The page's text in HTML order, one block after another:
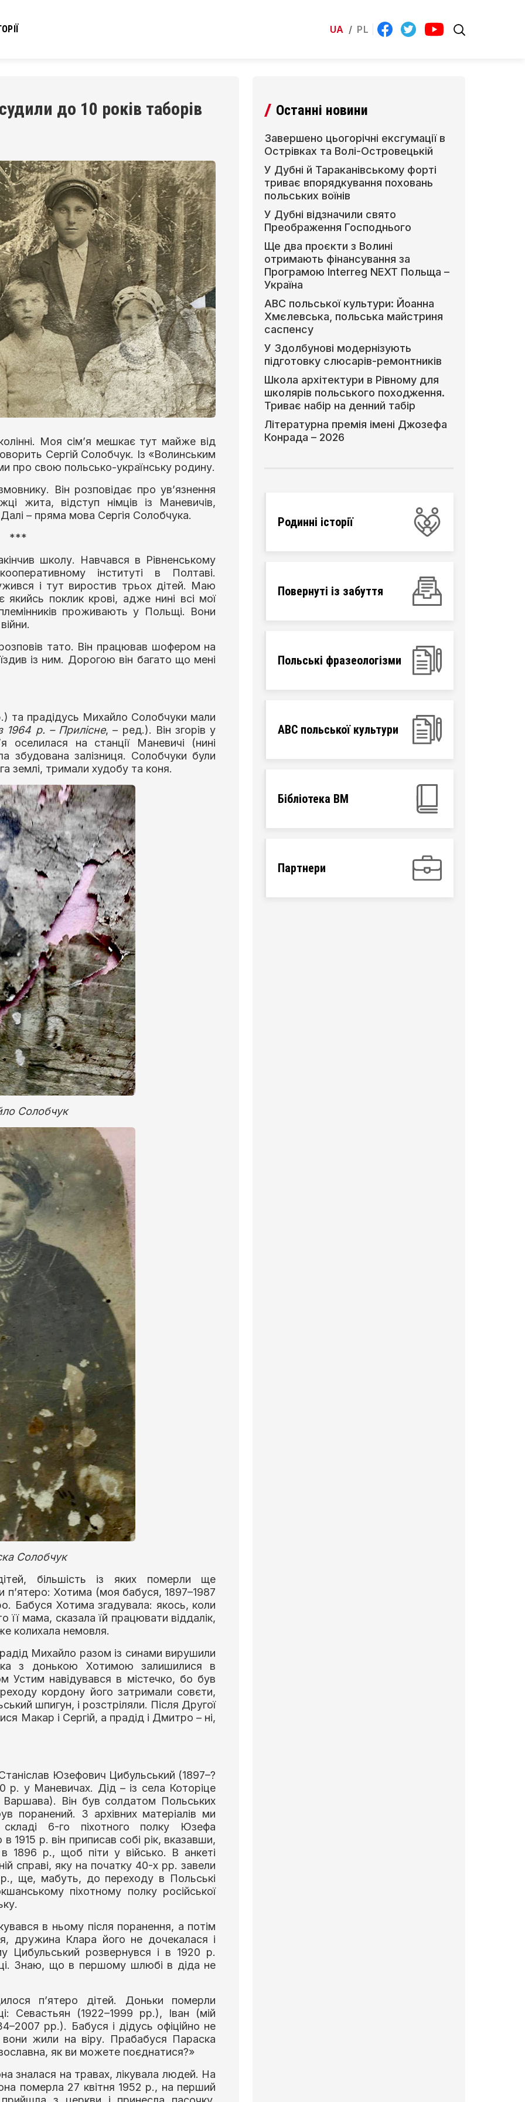
UA / PL
до 10 років таборів
Моя сім’я мешкає тут майже від
Сергій Солобчук. Із «Волинським
про свою польсько-українську родину.
Він розповідає про ув’язнення
жита, відступ німців із Маневичів,
Далі – пряма мова Сергія Солобчука.
***
школу. Навчався в Рівненському
інституті в Полтаві.
і тут виростив трьох дітей. Маю
поклик крові, адже нині всі мої
проживають у Польщі. Вони
тато. Він працював шофером на
із ним. Дорогою він багато що мені
та прадідусь Михайло Солобчуки мали
1964 р. – Прилісне, – ред.). Він згорів у
оселилася на станції Маневичі (нині
залізниця. Солобчуки були
землі, тримали худобу та коня.
Солобчук
Солобчук
більшість із яких померли ще
Хотима (моя бабуся, 1897–1987
Бабуся Хотима згадувала: якось, коли
мама, сказала їй працювати віддалік,
колихала немовля.
Михайло разом із синами вирушили
з донькою Хотимою залишилися в
Устим навідувався в містечко, бо був
кордону його затримали совєти,
шпигун, і розстріляли. Після Другої
Макар і Сергій, а прадід і Дмитро – ні,
Юзефович Цибульський (1897–?
у Маневичах. Дід – із села Которіце
Він був солдатом Польських
поранений. З архівних матеріалів ми
6-го піхотного полку Юзефа
р. він приписав собі рік, вказавши,
р., щоб піти у військо. В анкеті
справі, яку на початку 40-х рр. завели
ще, мабуть, до переходу в Польські
піхотному полку російської
в ньому після поранення, а потім
дружина Клара його не дочекалася і
Цибульський розвернувся і в 1920 р.
Знаю, що в першому шлюбі в діда не
п’ятеро дітей. Доньки померли
Севастьян (1922–1999 рр.), Іван (мій
рр.). Бабуся і дідусь офіційно не
жили на віру. Прабабуся Параска
як ви можете поєднатися?»
зналася на травах, лікувала людей. На
померла 27 квітня 1952 р., на перший
Останні новини
Завершено цьогорічні ексгумації в
Острівках та Волі-Островецькій
У Дубні й Тараканівському форті
триває впорядкування поховань
польських воїнів
У Дубні відзначили свято
Преображення Господнього
Ще два проєкти з Волині
отримають фінансування за
Програмою Interreg NEXT Польща –
Україна
АВС польської культури: Йоанна
Хмєлевська, польська майстриня
саспенсу
У Здолбунові модернізують
підготовку слюсарів-ремонтників
Школа архітектури в Рівному для
школярів польського походження.
Триває набір на денний табір
Літературна премія імені Джозефа
Конрада – 2026
Родинні історії
Повернуті із забуття
Польські фразеологізми
ABC польської культури
Бібліотека ВМ
Партнери